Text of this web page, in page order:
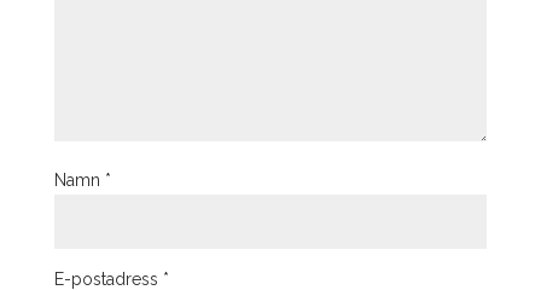
Namn *
E-postadress *